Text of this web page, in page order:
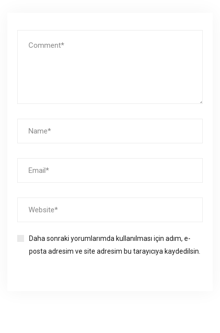
Daha sonraki yorumlarımda kullanılması için adım, e-
posta adresim ve site adresim bu tarayıcıya kaydedilsin.